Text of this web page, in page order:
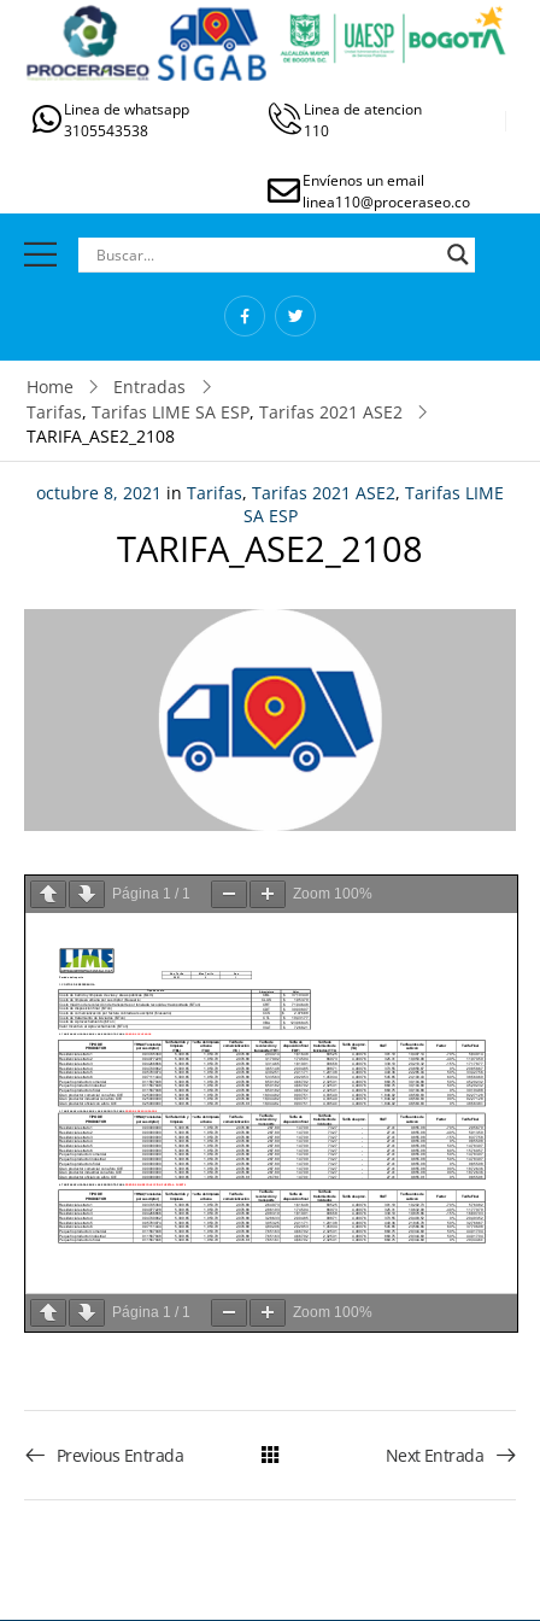
Linea de whatsapp
3105543538
Linea de atencion
110
Envíenos un email
linea110@proceraseo.co
Home
Entradas
Tarifas, Tarifas LIME SA ESP, Tarifas 2021 ASE2
TARIFA_ASE2_2108
octubre 8, 2021 in Tarifas, Tarifas 2021 ASE2, Tarifas LIME
SA ESP
TARIFA_ASE2_2108
Página 1 / 1 Zoom 100%
Página 1 / 1 Zoom 100%
Previous Entrada Next Entrada